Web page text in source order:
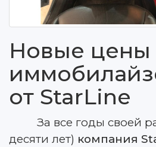
Новые цены
от StarLine
За все годы своей
десяти лет) компания